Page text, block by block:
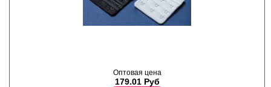
Оптовая цена
179.01 Руб